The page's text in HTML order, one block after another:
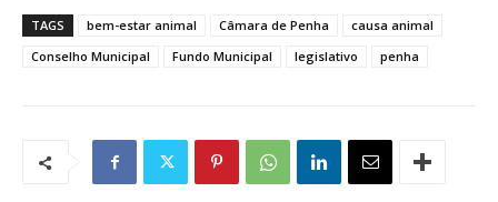
TAGS bem-estar animal Câmara de Penha
causa animal
Conselho Municipal
Fundo Municipal legislativo penha